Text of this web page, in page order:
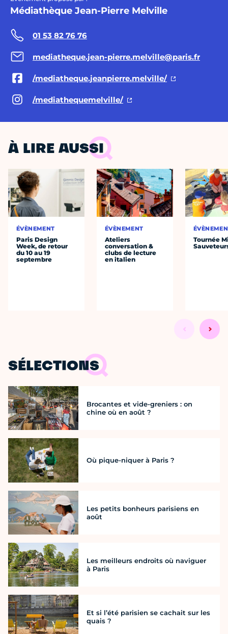
Médiathèque Jean-Pierre Melville
01 53 82 76 76
mediatheque.jean-pierre.melville@paris.fr
/mediatheque.jeanpierre.melville/
/mediathequemelville/
À LIRE AUSSI
ÉVÈNEMENT
Paris Design
Week, de retour
du 10 au 19
septembre
ÉVÈNEMENT
Ateliers
conversation &
clubs de lecture
en italien
Tournée
SÉLECTIONS
Brocantes et vide-greniers : on
chine où en août ?
Où pique-niquer à Paris ?
Les petits bonheurs parisiens en
août
Les meilleurs endroits où naviguer
à Paris
Et si l’été parisien se cachait sur les
quais ?